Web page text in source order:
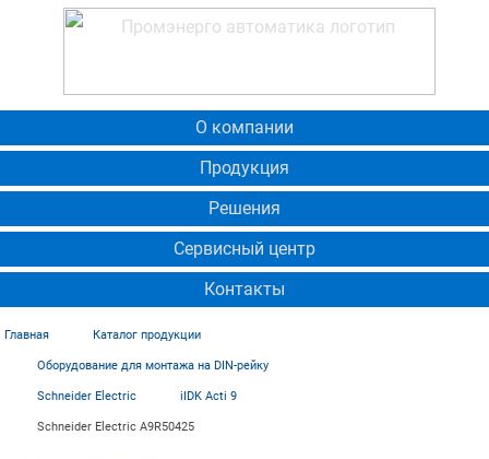
О компании
Продукция
Решения
Сервисный центр
Контакты
Главная Каталог продукции
Оборудование для монтажа на DIN-рейку
Schneider Electric iIDK Acti 9
Schneider Electric A9R50425